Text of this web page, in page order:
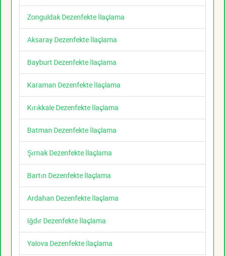
Zonguldak Dezenfekte İlaçlama
Aksaray Dezenfekte İlaçlama
Bayburt Dezenfekte İlaçlama
Karaman Dezenfekte İlaçlama
Kırıkkale Dezenfekte İlaçlama
Batman Dezenfekte İlaçlama
Şırnak Dezenfekte İlaçlama
Bartın Dezenfekte İlaçlama
Ardahan Dezenfekte İlaçlama
Iğdır Dezenfekte İlaçlama
Yalova Dezenfekte İlaçlama